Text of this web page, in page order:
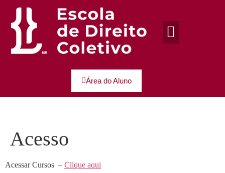
Área do Aluno
Acesso
Acessar Cursos – Clique aqui